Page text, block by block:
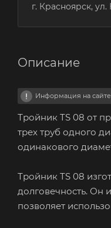
г. Красноярск, ул.
Описание
Информация на
Тройник TS 08 от
трех труб одного
одинакового
Тройник TS 08
долговечность. Он
позволяет